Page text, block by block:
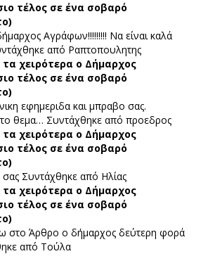
τέλος σε ένα σοβαρό
Αγράφων!!!!!!!!! Να είναι καλά
από Ραπτοπουλητης
χειρότερα ο Δήμαρχος
τέλος σε ένα σοβαρό
εφημεριδα και μπραβο σας.
το θεμα… Συντάχθηκε από προεδρος
χειρότερα ο Δήμαρχος
τέλος σε ένα σοβαρό
σας Συντάχθηκε από Ηλίας
χειρότερα ο Δήμαρχος
τέλος σε ένα σοβαρό
στο Άρθρο ο δήμαρχος δεύτερη φορά
από Τούλα